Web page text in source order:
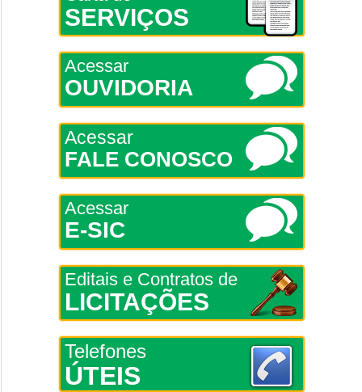
SERVIÇOS
Acessar
OUVIDORIA
Acessar
FALE CONOSCO
Acessar
E-SIC
Editais e Contratos de
LICITAÇÕES
Telefones
ÚTEIS